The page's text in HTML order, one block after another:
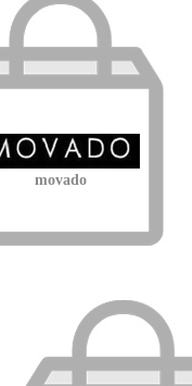
movado